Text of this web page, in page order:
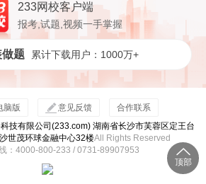
233网校客户端
报考,试题,视频一手掌握
题 累计下载用户：1000万+
脑版 意见反馈
合作联系
技有限公司(233.com) 湖南省长沙市芙蓉区定王台
世茂环球金融中心32楼All Rights Reserved
：4000-800-233 / 0731-89907953
顶部